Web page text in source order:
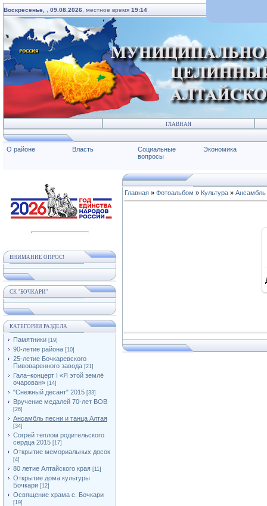
Воскресенье, 09.08.2026 , местное время 19:14
ГЛАВНАЯ
О районе Власть
Социальные
вопросы
Экономика
ВНИМАНИЕ ОПРОС!
СК "БОЧКАРИ"
КАТЕГОРИИ РАЗДЕЛА
Памятники [19]
90-летие района [10]
25-летие Бочкаревского
Пивоваренного завода [21]
Гала–концерт I «Я этой землё
очарован» [14]
"Снежный десант" 2015 [33]
Вручение медалей 70-лет ВОВ
[26]
Ансамбль песни и танца Алтая
[34]
Согрей теплом родительского
сердца 2015 [17]
Открытие мемориальных досок
[4]
80 летие Алтайского края [11]
Открытие дома культуры
Бочкари [12]
Освящение храма с. Бочкари
[19]
Главная » Фотоальбом » Культура » Ансамбль